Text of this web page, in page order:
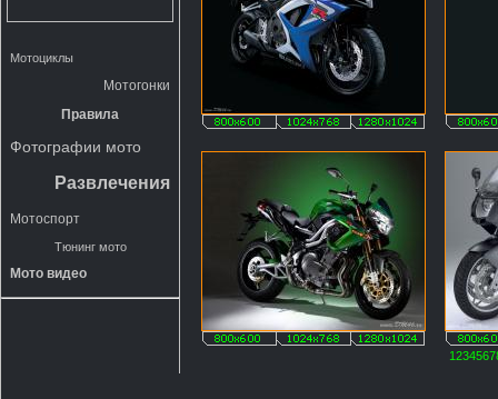
Мотоциклы
Мотогонки
Правила
Фотографии мото
Развлечения
Мотоспорт
Тюнинг мото
Мото видео
1234567